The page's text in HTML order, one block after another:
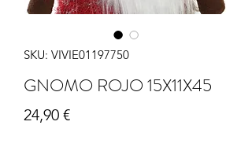
SKU: VIVIE01197750
GNOMO ROJO 15X11X45
24,90 €Precio